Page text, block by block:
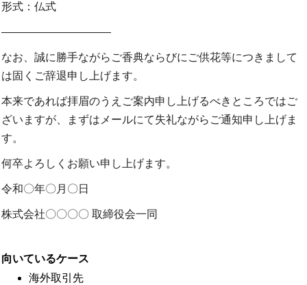
形式：仏式
――――――――――
なお、誠に勝手ながらご香典ならびにご供花等につきまして
は固くご辞退申し上げます。
本来であれば拝眉のうえご案内申し上げるべきところではご
ざいますが、まずはメールにて失礼ながらご通知申し上げま
す。
何卒よろしくお願い申し上げます。
令和〇年〇月〇日
株式会社〇〇〇〇 取締役会一同
向いているケース
海外取引先